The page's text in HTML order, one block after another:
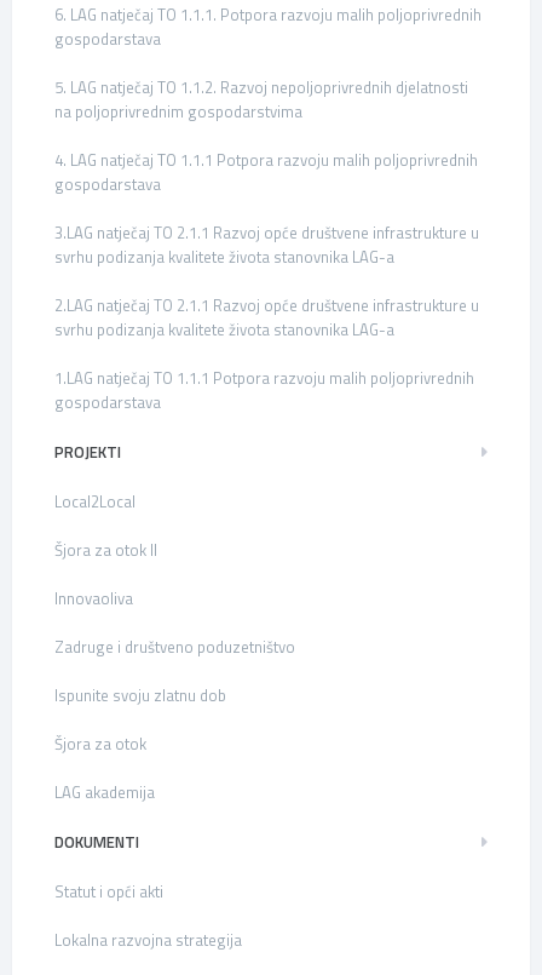
6. LAG natječaj TO 1.1.1. Potpora razvoju malih poljoprivrednih
gospodarstava
5. LAG natječaj TO 1.1.2. Razvoj nepoljoprivrednih djelatnosti
na poljoprivrednim gospodarstvima
4. LAG natječaj TO 1.1.1 Potpora razvoju malih poljoprivrednih
gospodarstava
3.LAG natječaj TO 2.1.1 Razvoj opće društvene infrastrukture u
svrhu podizanja kvalitete života stanovnika LAG-a
2.LAG natječaj TO 2.1.1 Razvoj opće društvene infrastrukture u
svrhu podizanja kvalitete života stanovnika LAG-a
1.LAG natječaj TO 1.1.1 Potpora razvoju malih poljoprivrednih
gospodarstava
PROJEKTI
Local2Local
Šjora za otok II
Innovaoliva
Zadruge i društveno poduzetništvo
Ispunite svoju zlatnu dob
Šjora za otok
LAG akademija
DOKUMENTI
Statut i opći akti
Lokalna razvojna strategija